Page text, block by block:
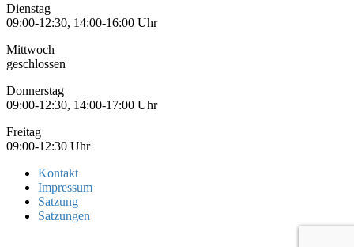
Dienstag
09:00-12:30, 14:00-16:00 Uhr
Mittwoch
geschlossen
Donnerstag
09:00-12:30, 14:00-17:00 Uhr
Freitag
09:00-12:30 Uhr
Kontakt
Impressum
Satzung
Satzungen